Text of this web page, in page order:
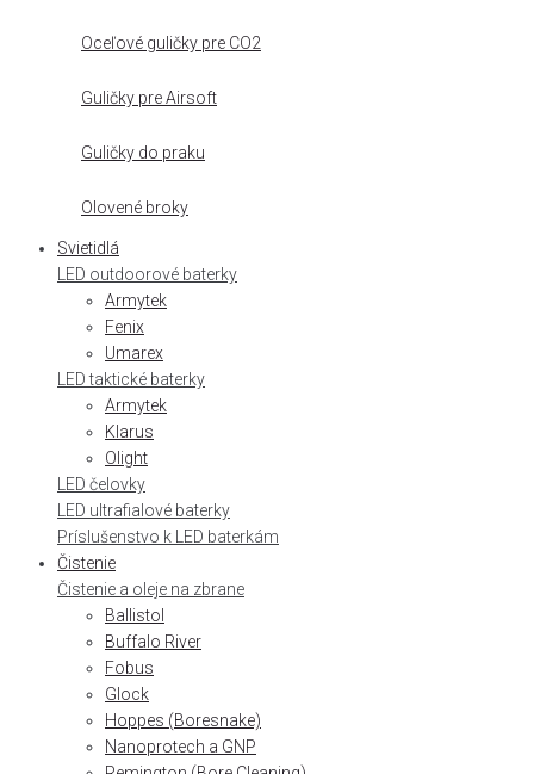
Oceľové guličky pre CO2
Guličky pre Airsoft
Guličky do praku
Olovené broky
Svietidlá
LED outdoorové baterky
Armytek
Fenix
Umarex
LED taktické baterky
Armytek
Klarus
Olight
LED čelovky
LED ultrafialové baterky
Príslušenstvo k LED baterkám
Čistenie
Čistenie a oleje na zbrane
Ballistol
Buffalo River
Fobus
Glock
Hoppes (Boresnake)
Nanoprotech a GNP